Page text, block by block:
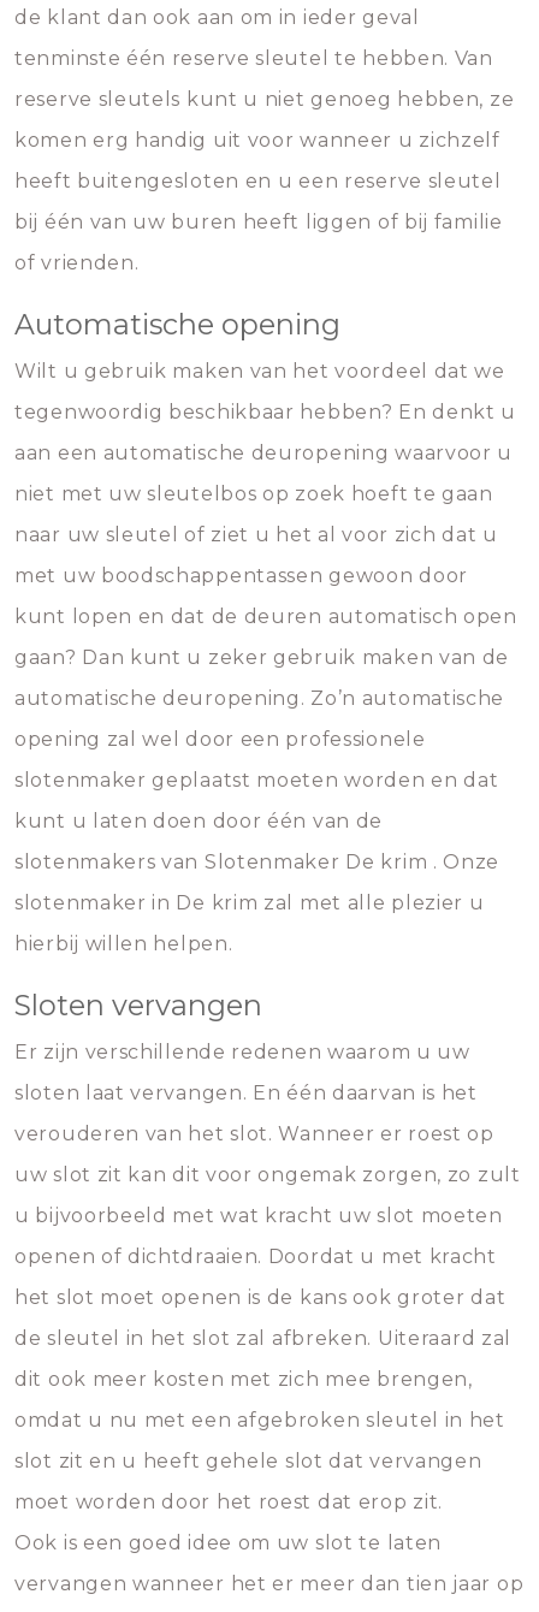
de klant dan ook aan om in ieder geval
tenminste één reserve sleutel te hebben. Van
reserve sleutels kunt u niet genoeg hebben, ze
komen erg handig uit voor wanneer u zichzelf
heeft buitengesloten en u een reserve sleutel
bij één van uw buren heeft liggen of bij familie
of vrienden.
Automatische opening
Wilt u gebruik maken van het voordeel dat we
tegenwoordig beschikbaar hebben? En denkt u
aan een automatische deuropening waarvoor u
niet met uw sleutelbos op zoek hoeft te gaan
naar uw sleutel of ziet u het al voor zich dat u
met uw boodschappentassen gewoon door
kunt lopen en dat de deuren automatisch open
gaan? Dan kunt u zeker gebruik maken van de
automatische deuropening. Zo’n automatische
opening zal wel door een professionele
slotenmaker geplaatst moeten worden en dat
kunt u laten doen door één van de
slotenmakers van Slotenmaker De krim . Onze
slotenmaker in De krim zal met alle plezier u
hierbij willen helpen.
Sloten vervangen
Er zijn verschillende redenen waarom u uw
sloten laat vervangen. En één daarvan is het
verouderen van het slot. Wanneer er roest op
uw slot zit kan dit voor ongemak zorgen, zo zult
u bijvoorbeeld met wat kracht uw slot moeten
openen of dichtdraaien. Doordat u met kracht
het slot moet openen is de kans ook groter dat
de sleutel in het slot zal afbreken. Uiteraard zal
dit ook meer kosten met zich mee brengen,
omdat u nu met een afgebroken sleutel in het
slot zit en u heeft gehele slot dat vervangen
moet worden door het roest dat erop zit.
Ook is een goed idee om uw slot te laten
vervangen wanneer het er meer dan tien jaar op